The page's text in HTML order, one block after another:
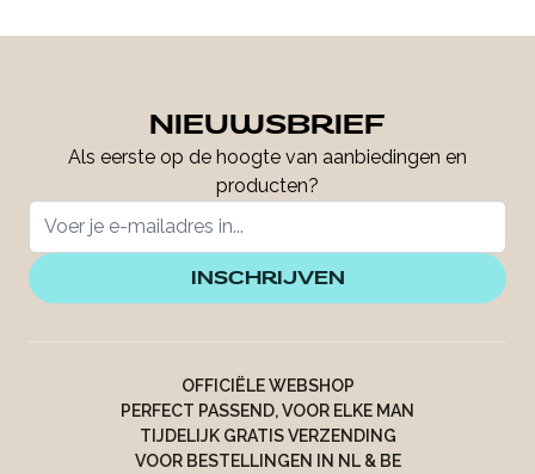
NIEUWSBRIEF
Als eerste op de hoogte van aanbiedingen en
producten?
INSCHRIJVEN
OFFICIËLE WEBSHOP
PERFECT PASSEND, VOOR ELKE MAN
TIJDELIJK GRATIS VERZENDING
VOOR BESTELLINGEN IN NL & BE